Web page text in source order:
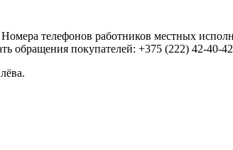
телефонов работников местных
обращения покупателей: +375 (222) 42-40-42